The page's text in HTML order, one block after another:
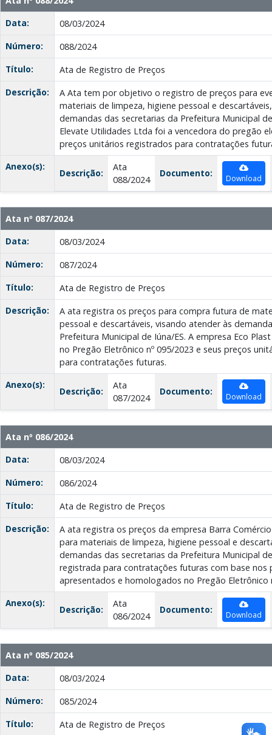
Data:
08/03/2024
Número:
088/2024
Título:
Ata de Registro de Preços
Descrição:
A Ata tem por objetivo o registro de preços para
materiais de limpeza, higiene pessoal e
demandas das secretarias da Prefeitura Municipal
Elevate Utilidades Ltda foi a vencedora do pregão
preços unitários registrados para contratações
Anexo(s):
Descrição:
Ata
088/2024
Documento: Download
Ata nº 087/2024
Data:
08/03/2024
Número:
087/2024
Título:
Ata de Registro de Preços
Descrição:
A ata registra os preços para compra futura de
pessoal e descartáveis, visando atender às
Prefeitura Municipal de Iúna/ES. A empresa Eco
no Pregão Eletrônico nº 095/2023 e seus preços
para contratações futuras.
Anexo(s):
Descrição:
Ata
087/2024
Documento: Download
Ata nº 086/2024
Data:
08/03/2024
Número:
086/2024
Título:
Ata de Registro de Preços
Descrição:
A ata registra os preços da empresa Barra
para materiais de limpeza, higiene pessoal e
demandas das secretarias da Prefeitura Municipal
registrada para contratações futuras com base nos
apresentados e homologados no Pregão Eletrônico
Anexo(s):
Descrição:
Ata
086/2024
Documento: Download
Ata nº 085/2024
Data:
08/03/2024
Número:
085/2024
Título:
Ata de Registro de Preços